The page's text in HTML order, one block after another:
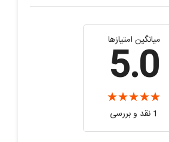
میانگین امتیازها
5.0
1 نقد و بررسی